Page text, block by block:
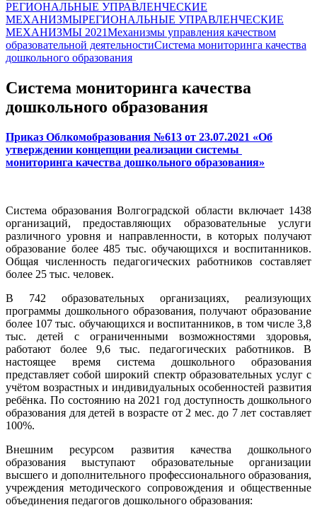
РЕГИОНАЛЬНЫЕ УПРАВЛЕНЧЕСКИЕ
МЕХАНИЗМЫРЕГИОНАЛЬНЫЕ УПРАВЛЕНЧЕСКИЕ
МЕХАНИЗМЫ 2021Механизмы управления качеством
образовательной деятельностиСистема мониторинга качества
дошкольного образования
Система мониторинга качества
дошкольного образования
Приказ Облкомобразования №613 от 23.07.2021 «Об
утверждении концепции реализации системы
мониторинга качества дошкольного образования»
Система образования Волгоградской области включает 1438
организаций, предоставляющих образовательные услуги
различного уровня и направленности, в которых получают
образование более 485 тыс. обучающихся и воспитанников.
Общая численность педагогических работников составляет
более 25 тыс. человек.
В 742 образовательных организациях, реализующих
программы дошкольного образования, получают образование
более 107 тыс. обучающихся и воспитанников, в том числе 3,8
тыс. детей с ограниченными возможностями здоровья,
работают более 9,6 тыс. педагогических работников. В
настоящее время система дошкольного образования
представляет собой широкий спектр образовательных услуг с
учётом возрастных и индивидуальных особенностей развития
ребёнка. По состоянию на 2021 год доступность дошкольного
образования для детей в возрасте от 2 мес. до 7 лет составляет
100%.
Внешним ресурсом развития качества дошкольного
образования выступают образовательные организации
высшего и дополнительного профессионального образования,
учреждения методического сопровождения и общественные
объединения педагогов дошкольного образования: